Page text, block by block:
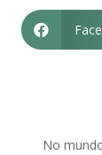

No